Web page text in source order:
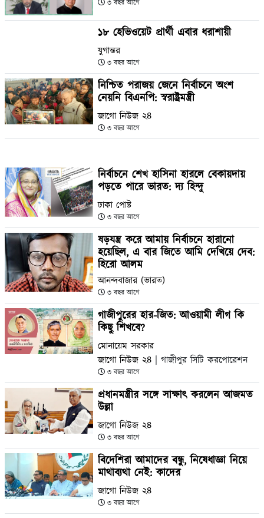
৩ বছর আগে
১৮ হেভিওয়েট প্রার্থী এবার ধরাশায়ী
যুগান্তর
৩ বছর আগে
নিশ্চিত পরাজয় জেনে নির্বাচনে অংশ
নেয়নি বিএনপি: স্বরাষ্ট্রমন্ত্রী
জাগো নিউজ ২৪
৩ বছর আগে
নির্বাচনে শেখ হাসিনা হারলে বেকায়দায়
পড়তে পারে ভারত: দ্য হিন্দু
ঢাকা পোষ্ট
৩ বছর আগে
ষড়যন্ত্র করে আমায় নির্বাচনে হারানো
হয়েছিল, এ বার জিতে আমি দেখিয়ে দেব:
হিরো আলম
আনন্দবাজার (ভারত)
৩ বছর আগে
গাজীপুরের হার-জিত: আওয়ামী লীগ কি
কিছু শিখবে?
মোনায়েম সরকার
জাগো নিউজ ২৪ | গাজীপুর সিটি করপোরেশন
৩ বছর আগে
প্রধানমন্ত্রীর সঙ্গে সাক্ষাৎ করলেন আজমত
উল্লা
জাগো নিউজ ২৪
৩ বছর আগে
বিদেশিরা আমাদের বন্ধু, নিষেধাজ্ঞা নিয়ে
মাথাব্যথা নেই: কাদের
জাগো নিউজ ২৪
৩ বছর আগে